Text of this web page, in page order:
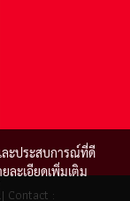
Contact :
ละประสบการณ์ที่ดี
ละเอียดเพิ่มเติม